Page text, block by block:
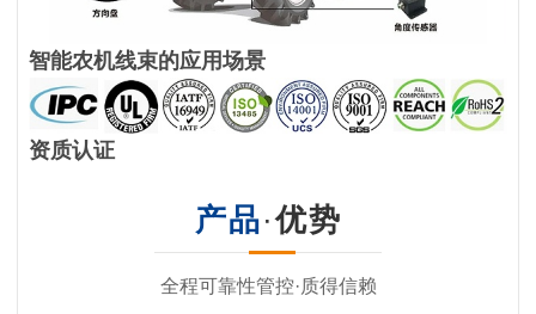
智能农机线束的应用场景
资质认证
产品·优势
全程可靠性管控·质得信赖